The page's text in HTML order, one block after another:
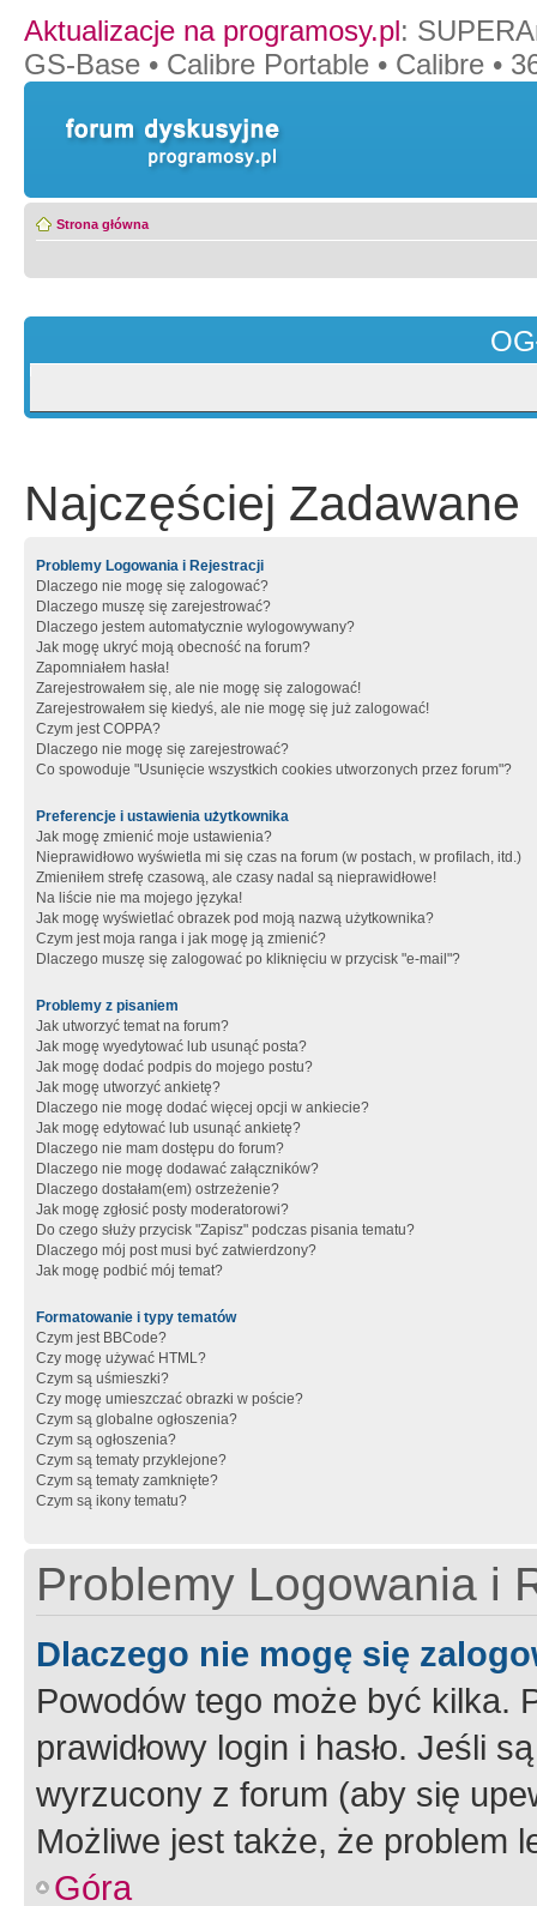
Aktualizacje na programosy.pl:
GS-Base • Calibre Portable • Calibre •
Strona główna
Najczęściej Zadawane
Problemy Logowania i Rejestracji
Dlaczego nie mogę się zalogować?
Dlaczego muszę się zarejestrować?
Dlaczego jestem automatycznie wylogowywany?
Jak mogę ukryć moją obecność na forum?
Zapomniałem hasła!
Zarejestrowałem się, ale nie mogę się zalogować!
Zarejestrowałem się kiedyś, ale nie mogę się już zalogować!
Czym jest COPPA?
Dlaczego nie mogę się zarejestrować?
Co spowoduje "Usunięcie wszystkich cookies utworzonych przez forum"?
Preferencje i ustawienia użytkownika
Jak mogę zmienić moje ustawienia?
Nieprawidłowo wyświetla mi się czas na forum (w postach, w profilach, itd.)
Zmieniłem strefę czasową, ale czasy nadal są nieprawidłowe!
Na liście nie ma mojego języka!
Jak mogę wyświetlać obrazek pod moją nazwą użytkownika?
Czym jest moja ranga i jak mogę ją zmienić?
Dlaczego muszę się zalogować po kliknięciu w przycisk "e-mail"?
Problemy z pisaniem
Jak utworzyć temat na forum?
Jak mogę wyedytować lub usunąć posta?
Jak mogę dodać podpis do mojego postu?
Jak mogę utworzyć ankietę?
Dlaczego nie mogę dodać więcej opcji w ankiecie?
Jak mogę edytować lub usunąć ankietę?
Dlaczego nie mam dostępu do forum?
Dlaczego nie mogę dodawać załączników?
Dlaczego dostałam(em) ostrzeżenie?
Jak mogę zgłosić posty moderatorowi?
Do czego służy przycisk "Zapisz" podczas pisania tematu?
Dlaczego mój post musi być zatwierdzony?
Jak mogę podbić mój temat?
Formatowanie i typy tematów
Czym jest BBCode?
Czy mogę używać HTML?
Czym są uśmieszki?
Czy mogę umieszczać obrazki w poście?
Czym są globalne ogłoszenia?
Czym są ogłoszenia?
Czym są tematy przyklejone?
Czym są tematy zamknięte?
Czym są ikony tematu?
Problemy Logowania i
Dlaczego nie mogę się
Powodów tego może być kilka.
prawidłowy login i hasło. Jeśli
wyrzucony z forum (aby się
Możliwe jest także, że problem
Góra